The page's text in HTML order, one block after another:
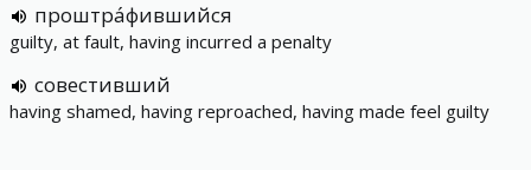
проштра́фившийся
guilty, at fault, having incurred a penalty
совестивший
having shamed, having reproached, having made feel guilty